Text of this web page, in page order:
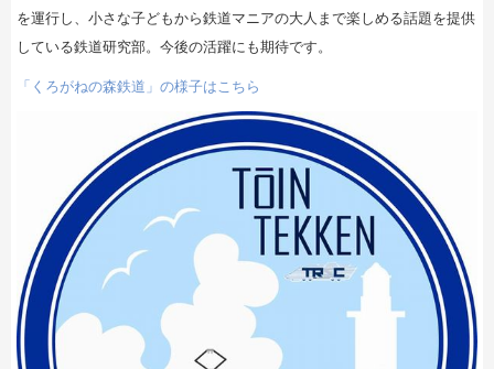
を運行し、小さな子どもから鉄道マニアの大人まで楽しめる話題を提供
している鉄道研究部。今後の活躍にも期待です。
「くろがねの森鉄道」の様子はこちら